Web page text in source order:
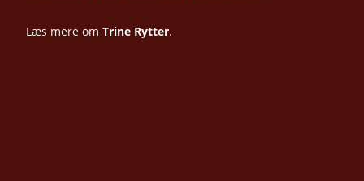
Læs mere om Trine Rytter.